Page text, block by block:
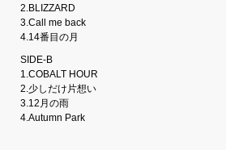
2.BLIZZARD
3.Call me back
4.14番目の月
SIDE-B
1.COBALT HOUR
2.少しだけ片想い
3.12月の雨
4.Autumn Park